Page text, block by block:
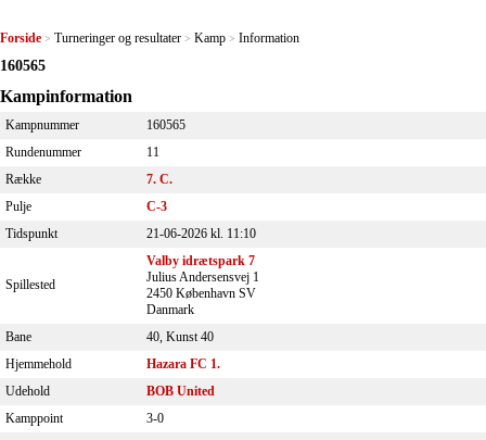
Forside > Turneringer og resultater > Kamp > Information
160565
Kampinformation
Kampnummer
160565
Rundenummer
11
Række
7. C.
Pulje
C-3
Tidspunkt
21-06-2026 kl. 11:10
Spillested
Valby idrætspark 7
Julius Andersensvej 1
2450 København SV
Danmark
Bane
40, Kunst 40
Hjemmehold
Hazara FC 1.
Udehold
BOB United
Kamppoint
3-0